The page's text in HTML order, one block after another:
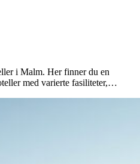
i Malm. Her finner du en
med varierte fasiliteter,…